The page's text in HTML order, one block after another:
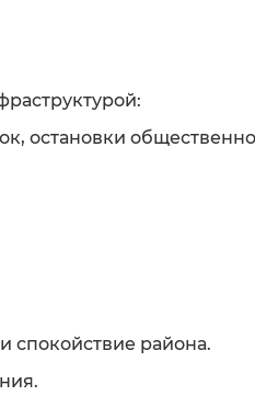
остановки
спокойствие района.